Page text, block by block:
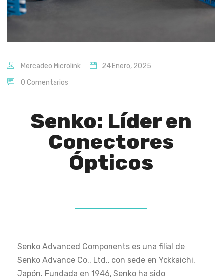
Mercadeo Microlink
24 Enero, 2025
0 Comentarios
Senko: Líder en
Conectores
Ópticos
Senko Advanced Components es una filial de
Senko Advance Co., Ltd., con sede en Yokkaichi,
Japón. Fundada en 1946, Senko ha sido